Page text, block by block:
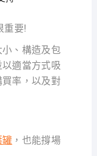
重要!
、構造及包
適當方式吸
率，以及對
罐 ，也能撐場